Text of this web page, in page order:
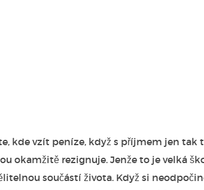
kde vzít peníze, když s příjmem jen tak
okamžitě rezignuje. Jenže to je velká
součástí života. Když si